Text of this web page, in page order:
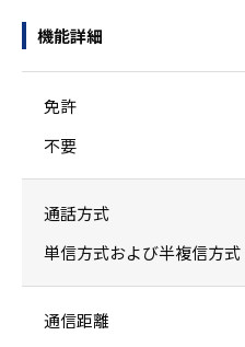
機能詳細
免許
不要
通話方式
単信方式および半複信方式
通信距離